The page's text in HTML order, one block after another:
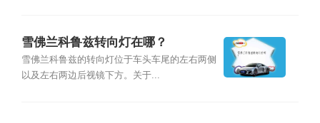
雪佛兰科鲁兹转向灯在哪？
雪佛兰科鲁兹的转向灯位于车头车尾的左右两侧
以及左右两边后视镜下方。关于...